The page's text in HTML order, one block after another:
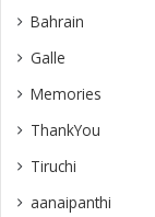
Bahrain
Galle
Memories
ThankYou
Tiruchi
aanaipanthi